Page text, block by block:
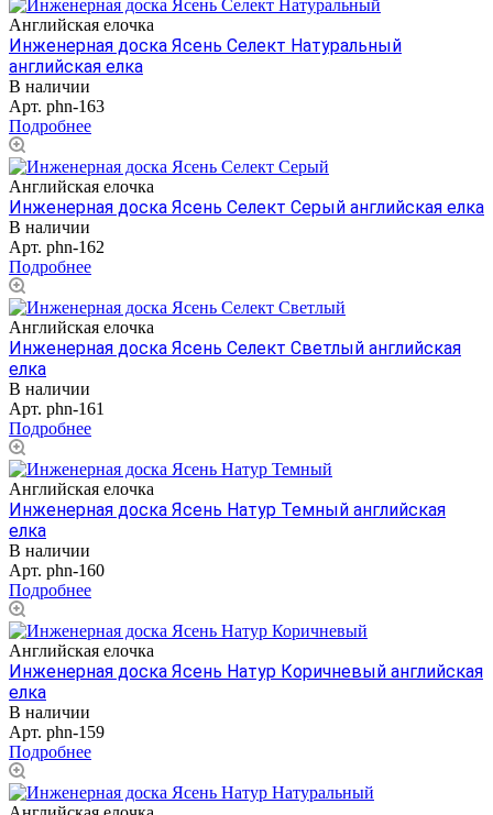
Английская елочка
Инженерная доска Ясень Селект Натуральный
английская елка
В наличии
Арт. phn-163
Подробнее
Английская елочка
Инженерная доска Ясень Селект Серый английская елка
В наличии
Арт. phn-162
Подробнее
Английская елочка
Инженерная доска Ясень Селект Светлый английская
елка
В наличии
Арт. phn-161
Подробнее
Английская елочка
Инженерная доска Ясень Натур Темный английская
елка
В наличии
Арт. phn-160
Подробнее
Английская елочка
Инженерная доска Ясень Натур Коричневый английская
елка
В наличии
Арт. phn-159
Подробнее